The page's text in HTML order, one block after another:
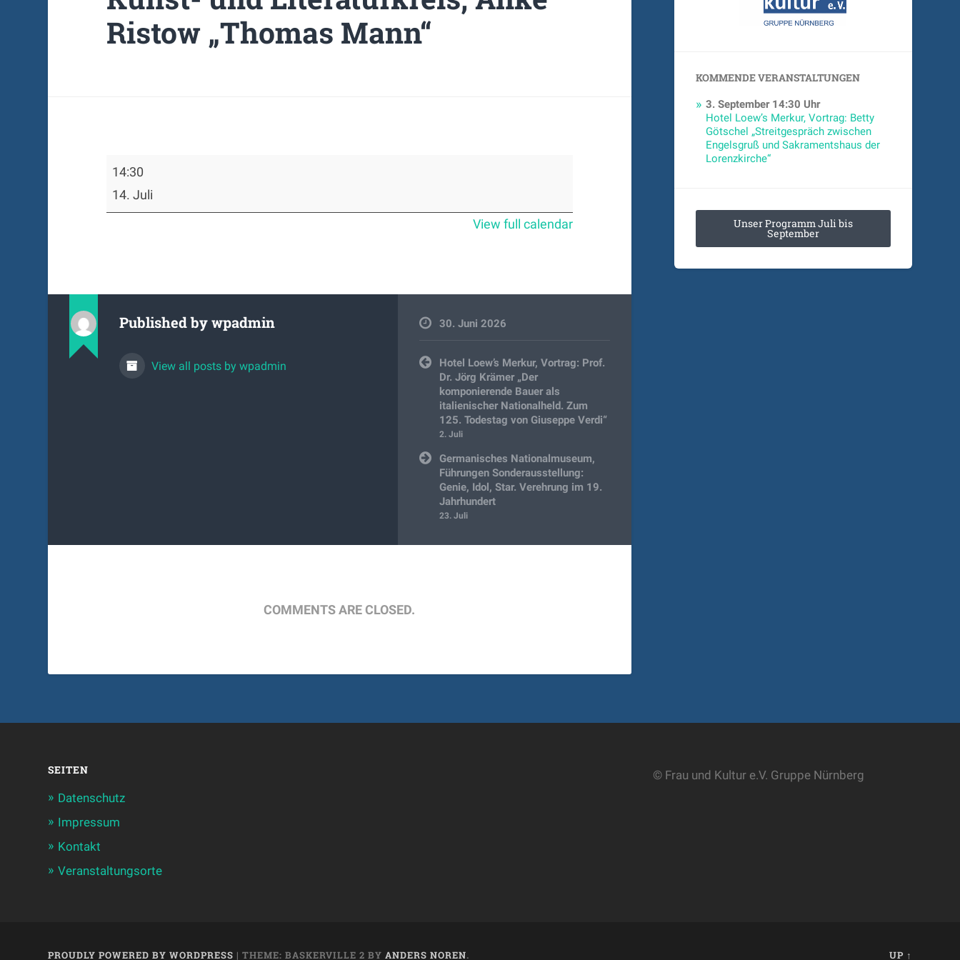
Ristow „Thomas Mann“
und
Literaturkreis,
14:30
14. Juli
View full calendar
Published bywpadmin
View all posts by wpadmin
30. Juni 2026
Beitragsnavigation
Hotel Loew’s Merkur, Vortrag: Prof.
Dr. Jörg Krämer „Der
komponierende Bauer als
italienischer Nationalheld. Zum
125. Todestag von Giuseppe Verdi“
2. Juli
Germanisches Nationalmuseum,
Führungen Sonderausstellung:
Genie, Idol, Star. Verehrung im 19.
Jahrhundert
23. Juli
COMMENTS ARE CLOSED.
KOMMENDE VERANSTALTUNGEN
3. September14:30 Uhr
Hotel Loew’s Merkur, Vortrag: Betty
Götschel „Streitgespräch zwischen
Engelsgruß und Sakramentshaus der
Lorenzkirche“
Unser Programm Juli bis
September
SEITEN
Datenschutz
Impressum
Kontakt
Veranstaltungsorte
© Frau und Kultur e.V. Gruppe Nürnberg
PROUDLY POWERED BY WORDPRESS |THEME: BASKERVILLE 2 BY ANDERS NOREN. UP ↑